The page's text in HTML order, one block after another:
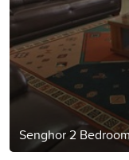
Senghor 2